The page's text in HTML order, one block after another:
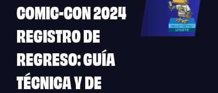
COMIC-CON 2024
REGISTRO DE
REGRESO: GUÍA
TÉCNICA Y DE